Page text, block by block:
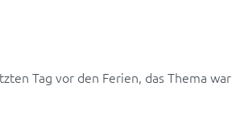
Tag vor den Ferien, das Thema war